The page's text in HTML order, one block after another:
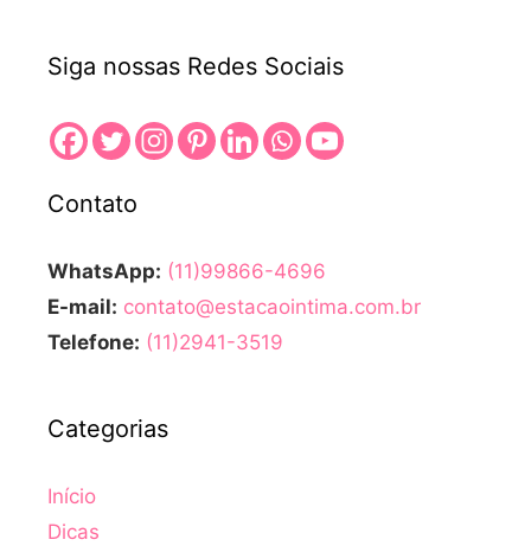
Siga nossas Redes Sociais
Contato
WhatsApp: (11)99866-4696
E-mail: contato@estacaointima.com.br
Telefone: (11)2941-3519
Categorias
Início
Dicas